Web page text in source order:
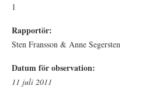
1
Rapportör:
Sten Fransson & Anne Segersten
Datum för observation:
11 juli 2011